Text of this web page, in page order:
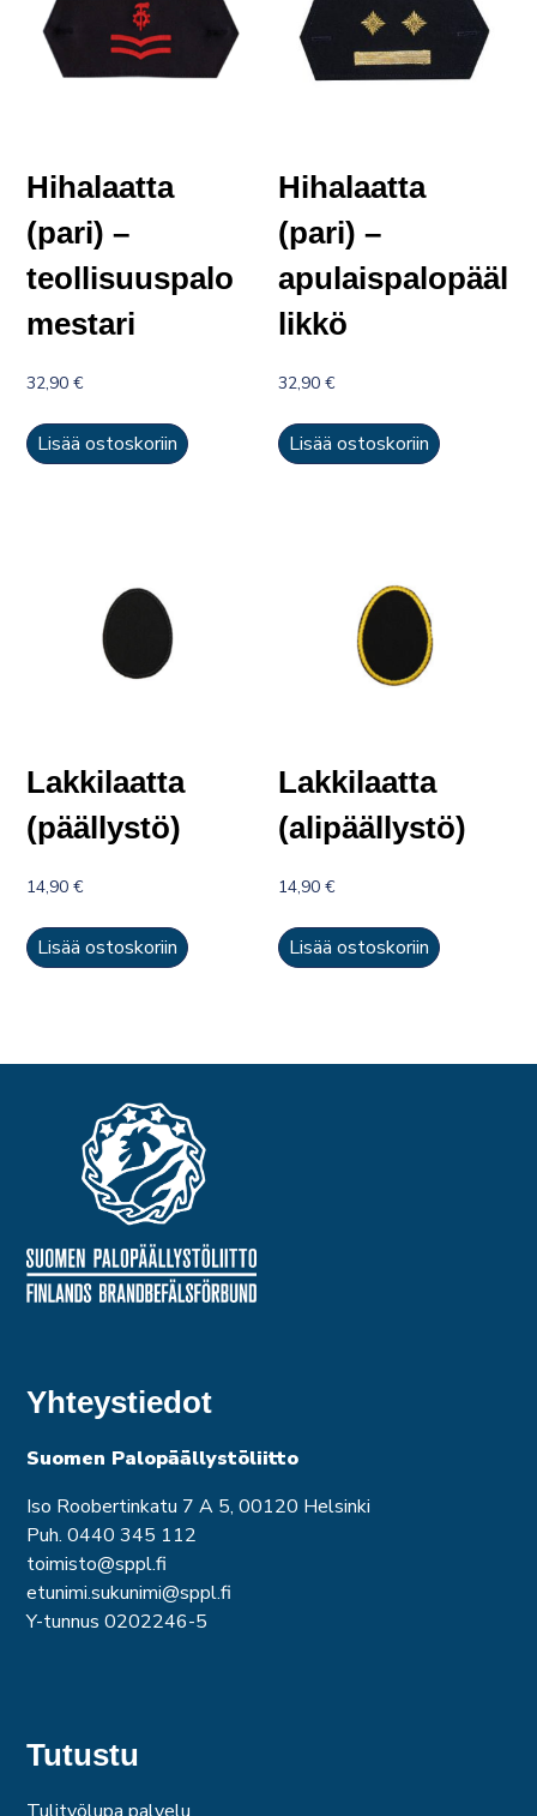
Hihalaatta
(pari) –
teollisuuspalo
mestari
32,90€
Lisää ostoskoriin
Hihalaatta
(pari) –
apulaispalopääl
likkö
32,90€
Lisää ostoskoriin
Lakkilaatta
(päällystö)
14,90€
Lisää ostoskoriin
Lakkilaatta
(alipäällystö)
14,90€
Lisää ostoskoriin
Yhteystiedot
Suomen Palopäällystöliitto
Iso Roobertinkatu 7 A 5, 00120 Helsinki
Puh. 0440 345 112
toimisto@sppl.fi
etunimi.sukunimi@sppl.fi
Y-tunnus 0202246-5
Tutustu